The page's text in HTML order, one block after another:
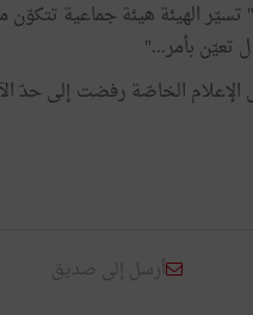
والبصري المؤرّخ في 2 نوفمبر 2011 " تسيّر
تعيّن بأمر..."
الإعلام الخاصّة رفضت إلى حدّ
أرسل إلى صديق